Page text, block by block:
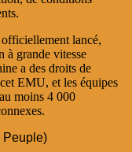
lancé,
à grande vitesse
a des droits de
EMU, et les équipes
moins 4 000
Peuple)